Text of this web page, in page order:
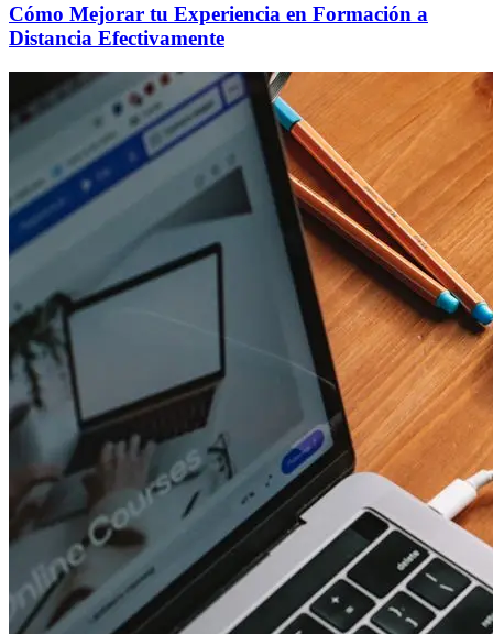
Cómo Mejorar tu Experiencia en Formación a
Distancia Efectivamente